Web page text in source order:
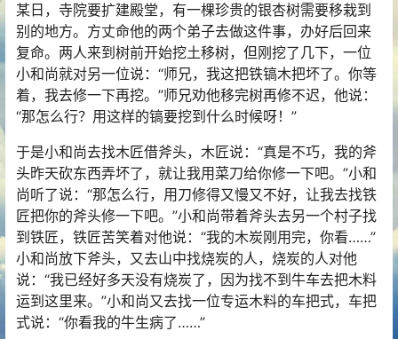
某日，寺院要扩建殿堂，有一棵珍贵的银杏树需要移栽到
别的地方。方丈命他的两个弟子去做这件事，办好后回来
复命。两人来到树前开始挖土移树，但刚挖了几下，一位
小和尚就对另一位说：“师兄，我这把铁镐木把坏了。你等
着，我去修一下再挖。”师兄劝他移完树再修不迟，他说：
“那怎么行？用这样的镐要挖到什么时候呀！”
于是小和尚去找木匠借斧头，木匠说：“真是不巧，我的斧
头昨天砍东西弄坏了，就让我用菜刀给你修一下吧。”小和
尚听了说：“那怎么行，用刀修得又慢又不好，让我去找铁
匠把你的斧头修一下吧。”小和尚带着斧头去另一个村子找
到铁匠，铁匠苦笑着对他说：“我的木炭刚用完，你看……”
小和尚放下斧头，又去山中找烧炭的人，烧炭的人对他
说：“我已经好多天没有烧炭了，因为找不到牛车去把木料
运到这里来。”小和尚又去找一位专运木料的车把式，车把
式说：“你看我的牛生病了……”